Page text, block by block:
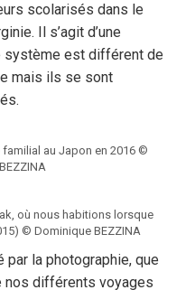
scolarisés dans le
Il s’agit d’une
système est différent de
mais ils se sont
au Japon en 2016 ©
où nous habitions lorsque
© Dominique BEZZINA
la photographie, que
nos différents voyages